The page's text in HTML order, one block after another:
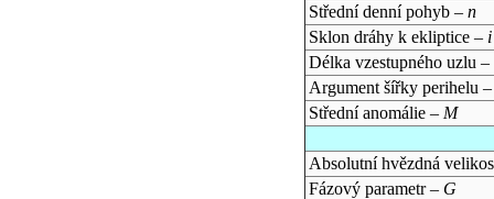
Střední denní pohyb – n
Sklon dráhy k ekliptice – i
Délka vzestupného uzlu –
Argument šířky perihelu
Střední anomálie – M
Absolutní hvězdná
Fázový parametr – G